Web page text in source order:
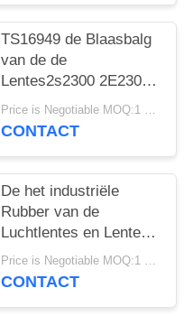
TS16949 de Blaasbalg
van de de
Lentes2s2300 2E2300
Lucht van de
vrachtwagenlucht
Price is Negotiable MOQ:1 PC
CONTACT
De het industriële
Rubber van de
Luchtlentes en Lente
van de Staal2e6*6
2S70-13 Lucht
Price is Negotiable MOQ:1 PC
CONTACT